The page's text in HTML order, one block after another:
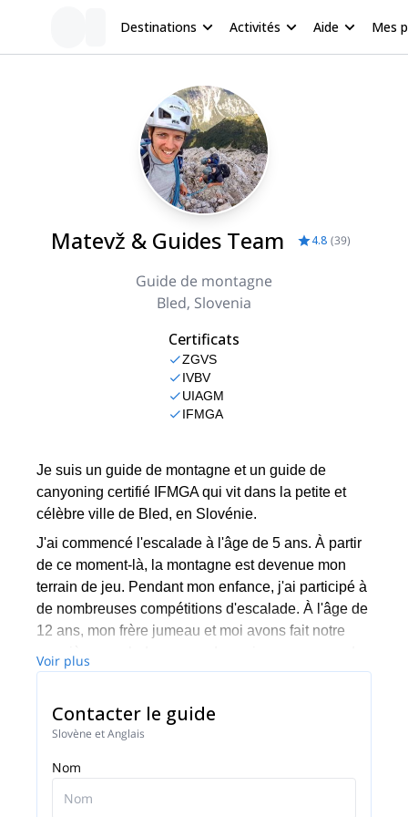
Destinations Activités Aide Mes
Matevž & Guides Team 4.8 (39)
Guide de montagne
Bled, Slovenia
Certificats
ZGVS
IVBV
UIAGM
IFMGA
Je suis un guide de montagne et un guide de
canyoning certifié IFMGA qui vit dans la petite et
célèbre ville de Bled, en Slovénie.
J'ai commencé l'escalade à l'âge de 5 ans. À partir
de ce moment-là, la montagne est devenue mon
terrain de jeu. Pendant mon enfance, j'ai participé à
de nombreuses compétitions d'escalade. À l'âge de
12 ans, mon frère jumeau et moi avons fait notre
première escalade en grandes voies sur un mur de
350 mètres.
À l'âge de 16 ans, j'ai commencé à participer à des
coupes du monde de cascade de glace et, plus tard,
fait, en 2008, je suis devenu champion du monde
au classement général d'escalade sur glace de
Voir plus
Contacter le guide
Slovène et Anglais
Nom